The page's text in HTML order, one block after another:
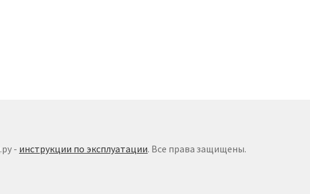
.ру - инструкции по эксплуатации. Все права защищены.